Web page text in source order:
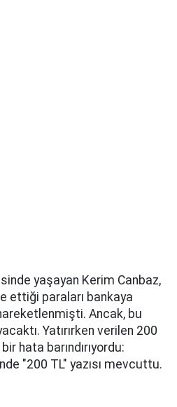
yaşayan Kerim Canbaz,
ettiği paraları bankaya
Ancak, bu
Yatırırken verilen 200
hata barındırıyordu:
"200 TL" yazısı mevcuttu.